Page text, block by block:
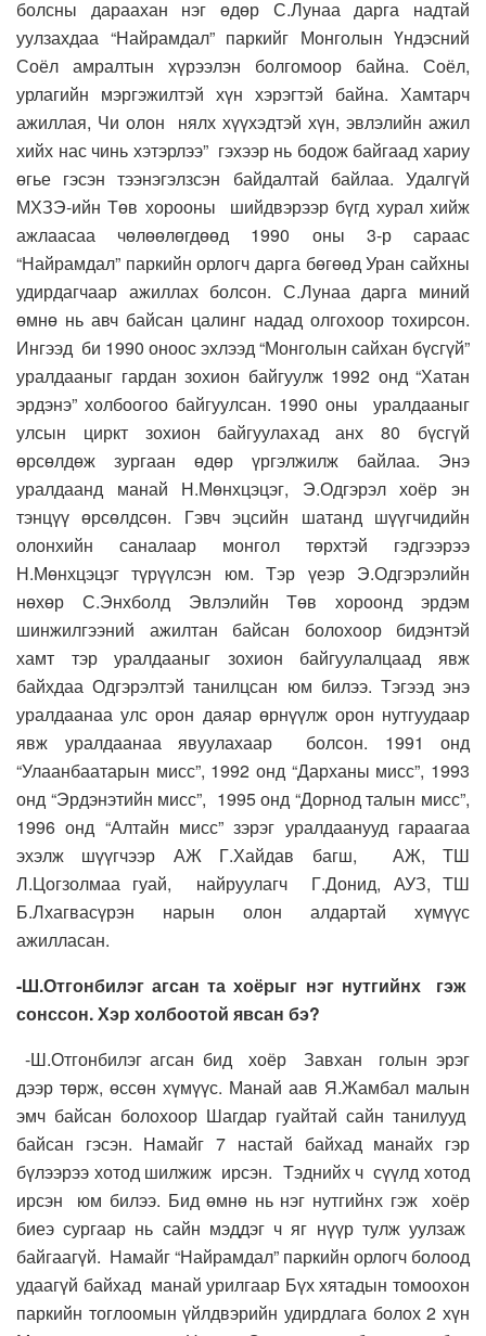
болсны дараахан нэг өдөр С.Лунаа дарга надтай
уулзахдаа “Найрамдал” паркийг Монголын Үндэсний
Соёл амралтын хүрээлэн болгомоор байна. Соёл,
урлагийн мэргэжилтэй хүн хэрэгтэй байна. Хамтарч
ажиллая, Чи олон нялх хүүхэдтэй хүн, эвлэлийн ажил
хийх нас чинь хэтэрлээ” гэхээр нь бодож байгаад хариу
өгье гэсэн тээнэгэлзсэн байдалтай байлаа. Удалгүй
МХЗЭ-ийн Төв хорооны шийдвэрээр бүгд хурал хийж
ажлаасаа чөлөөлөгдөөд 1990 оны 3-р сараас
“Найрамдал” паркийн орлогч дарга бөгөөд Уран сайхны
удирдагчаар ажиллах болсон. С.Лунаа дарга миний
өмнө нь авч байсан цалинг надад олгохоор тохирсон.
Ингээд би 1990 оноос эхлээд “Монголын сайхан бүсгүй”
уралдааныг гардан зохион байгуулж 1992 онд “Хатан
эрдэнэ” холбоогоо байгуулсан. 1990 оны уралдааныг
улсын циркт зохион байгуулахад анх 80 бүсгүй
өрсөлдөж зургаан өдөр үргэлжилж байлаа. Энэ
уралдаанд манай Н.Мөнхцэцэг, Э.Одгэрэл хоёр эн
тэнцүү өрсөлдсөн. Гэвч эцсийн шатанд шүүгчидийн
олонхийн саналаар монгол төрхтэй гэдгээрээ
Н.Мөнхцэцэг түрүүлсэн юм. Тэр үеэр Э.Одгэрэлийн
нөхөр С.Энхболд Эвлэлийн Төв хороонд эрдэм
шинжилгээний ажилтан байсан болохоор бидэнтэй
хамт тэр уралдааныг зохион байгуулалцаад явж
байхдаа Одгэрэлтэй танилцсан юм билээ. Тэгээд энэ
уралдаанаа улс орон даяар өрнүүлж орон нутгуудаар
явж уралдаанаа явуулахаар болсон. 1991 онд
“Улаанбаатарын мисс”, 1992 онд “Дарханы мисс”, 1993
онд “Эрдэнэтийн мисс”, 1995 онд “Дорнод талын мисс”,
1996 онд “Алтайн мисс” зэрэг уралдаанууд гараагаа
эхэлж шүүгчээр АЖ Г.Хайдав багш, АЖ, ТШ
Л.Цогзолмаа гуай, найруулагч Г.Донид, АУЗ, ТШ
Б.Лхагвасүрэн нарын олон алдартай хүмүүс
ажилласан.
-Ш.Отгонбилэг агсан та хоёрыг нэг нутгийнх гэж
сонссон. Хэр холбоотой явсан бэ?
-Ш.Отгонбилэг агсан бид хоёр Завхан голын эрэг
дээр төрж, өссөн хүмүүс. Манай аав Я.Жамбал малын
эмч байсан болохоор Шагдар гуайтай сайн танилууд
байсан гэсэн. Намайг 7 настай байхад манайх гэр
бүлээрээ хотод шилжиж ирсэн. Тэднийх ч сүүлд хотод
ирсэн юм билээ. Бид өмнө нь нэг нутгийнх гэж хоёр
биеэ сургаар нь сайн мэддэг ч яг нүүр тулж уулзаж
байгаагүй. Намайг “Найрамдал” паркийн орлогч болоод
удаагүй байхад манай урилгаар Бүх хятадын томоохон
паркийн тоглоомын үйлдвэрийн удирдлага болох 2 хүн